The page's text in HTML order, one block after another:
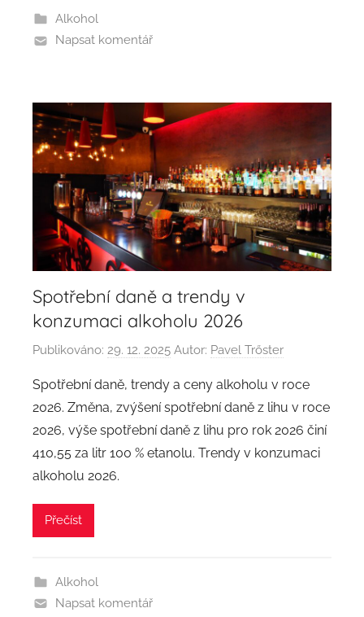
Alkohol
Napsat komentář
Spotřební daně a trendy v
konzumaci alkoholu 2026
Publikováno: 29. 12. 2025 Autor: Pavel Trőster
Spotřební daně, trendy a ceny alkoholu v roce
2026. Změna, zvýšení spotřební daně z lihu v roce
2026, výše spotřební daně z lihu pro rok 2026 činí
410,55 za litr 100 % etanolu. Trendy v konzumaci
alkoholu 2026.
Přečíst
Alkohol
Napsat komentář